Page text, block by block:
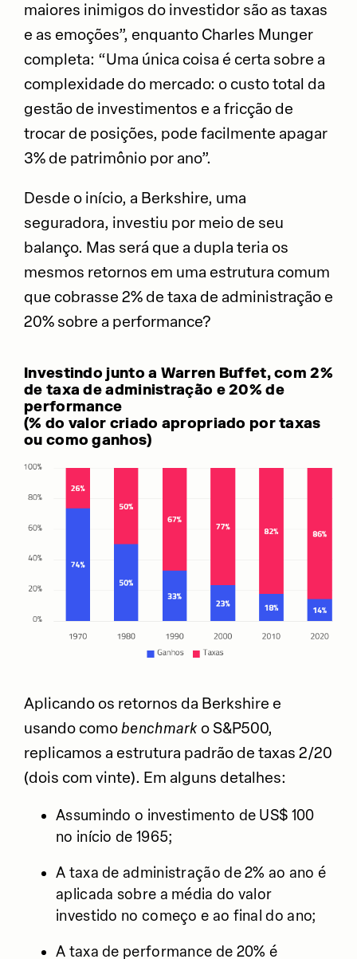
maiores inimigos do investidor são as taxas
e as emoções”, enquanto Charles Munger
completa: “Uma única coisa é certa sobre a
complexidade do mercado: o custo total da
gestão de investimentos e a fricção de
trocar de posições, pode facilmente apagar
3% de patrimônio por ano”.
Desde o início, a Berkshire, uma
seguradora, investiu por meio de seu
balanço. Mas será que a dupla teria os
mesmos retornos em uma estrutura comum
que cobrasse 2% de taxa de administração e
20% sobre a performance?
Investindo junto a Warren Buffet, com 2%
de taxa de administração e 20% de
performance
(% do valor criado apropriado por taxas
ou como ganhos)
Aplicando os retornos da Berkshire e
usando comobenchmarko S&P500,
replicamos a estrutura padrão de taxas 2/20
(dois com vinte). Em alguns detalhes:
Assumindo o investimento de US$ 100
no início de 1965;
A taxa de administração de 2% ao ano é
aplicada sobre a média do valor
investido no começo e ao final do ano;
A taxa de performance de 20% é